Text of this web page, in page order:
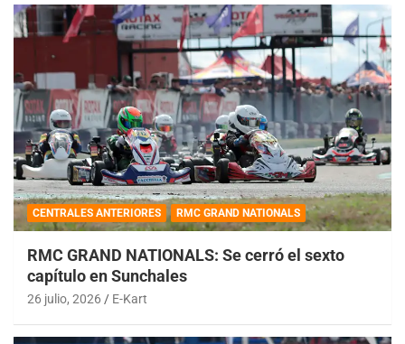
CENTRALES ANTERIORES RMC GRAND NATIONALS
RMC GRAND NATIONALS: Se cerró el sexto
capítulo en Sunchales
26 julio, 2026 E-Kart